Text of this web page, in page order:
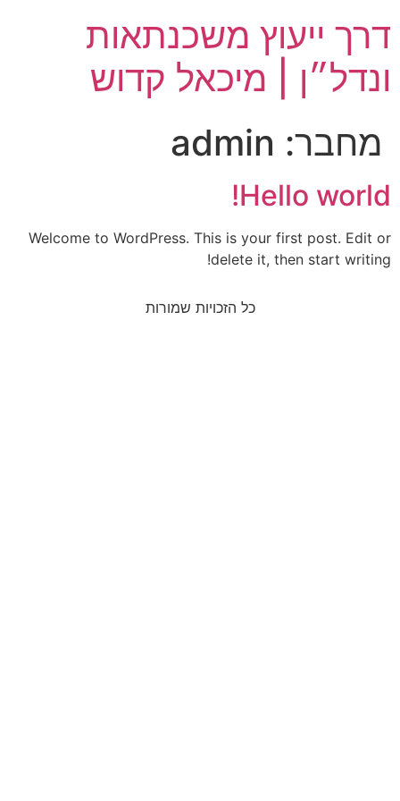
דרך ייעוץ משכנתאות
ונדל״ן | מיכאל קדוש
מחבר: admin
Hello world!
Welcome to WordPress. This is your first post. Edit or
delete it, then start writing!
כל הזכויות שמורות